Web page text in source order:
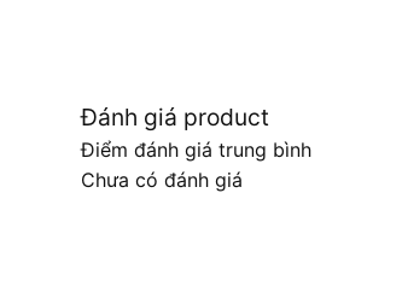
Đánh giá product
Điểm đánh giá trung bình
Chưa có đánh giá